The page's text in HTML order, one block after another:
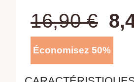
16,90 €
Économisez 50%